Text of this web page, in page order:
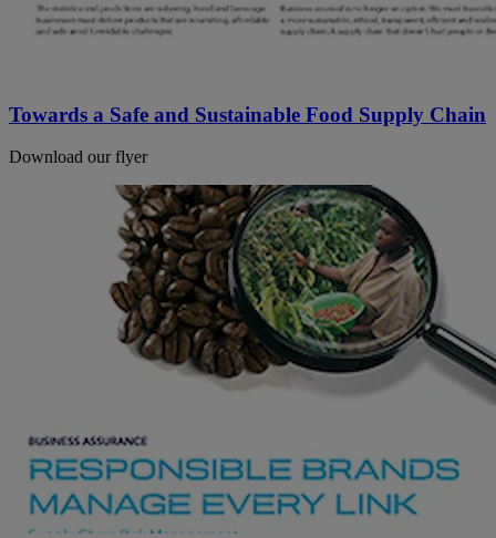
Towards a Safe and Sustainable Food Supply Chain
Download our flyer